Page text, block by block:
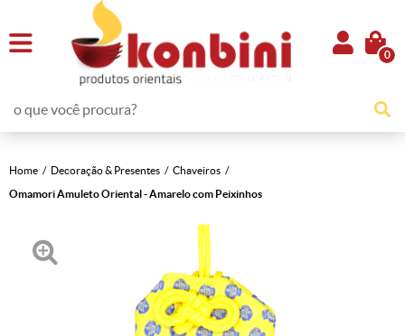
0
Home Decoração & Presentes
Chaveiros
Omamori Amuleto Oriental - Amarelo com Peixinhos